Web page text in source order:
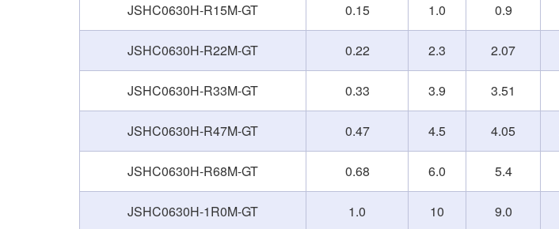
JSHC0630H-R15M-GT 0.15 1.0 0.9
JSHC0630H-R22M-GT 0.22 2.3 2.07
JSHC0630H-R33M-GT 0.33 3.9 3.51
JSHC0630H-R47M-GT 0.47 4.5 4.05
JSHC0630H-R68M-GT 0.68 6.0 5.4
JSHC0630H-1R0M-GT 1.0 10 9.0